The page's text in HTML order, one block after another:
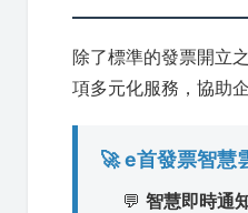
除了標準的發票開立
項多元化服務，協助
🚀 e首發票智慧
💬 智慧即時通